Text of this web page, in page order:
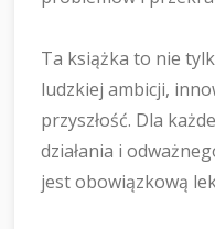
Ta książka to nie
ludzkiej ambicji,
przyszłość. Dla
działania i
jest obowiązkową